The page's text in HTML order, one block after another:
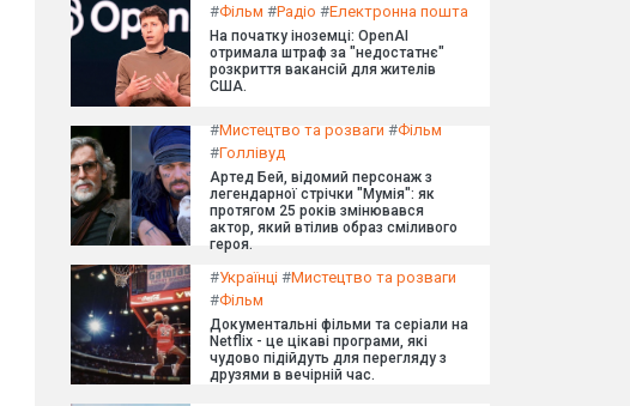
#Фільм #Радіо #Електронна пошта
На початку іноземці: OpenAI
отримала штраф за "недостатнє"
розкриття вакансій для жителів
США.
#Мистецтво та розваги #Фільм
#Голлівуд
Артед Бей, відомий персонаж з
легендарної стрічки "Мумія": як
протягом 25 років змінювався
актор, який втілив образ сміливого
героя.
#Українці #Мистецтво та розваги
#Фільм
Документальні фільми та серіали на
Netflix - це цікаві програми, які
чудово підійдуть для перегляду з
друзями в вечірній час.